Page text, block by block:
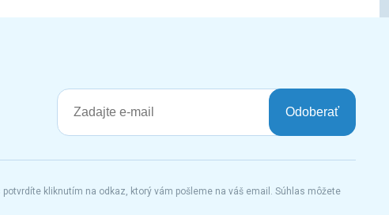
Odoberať
kliknutím na odkaz, ktorý vám pošleme na váš email. Súhlas môžete